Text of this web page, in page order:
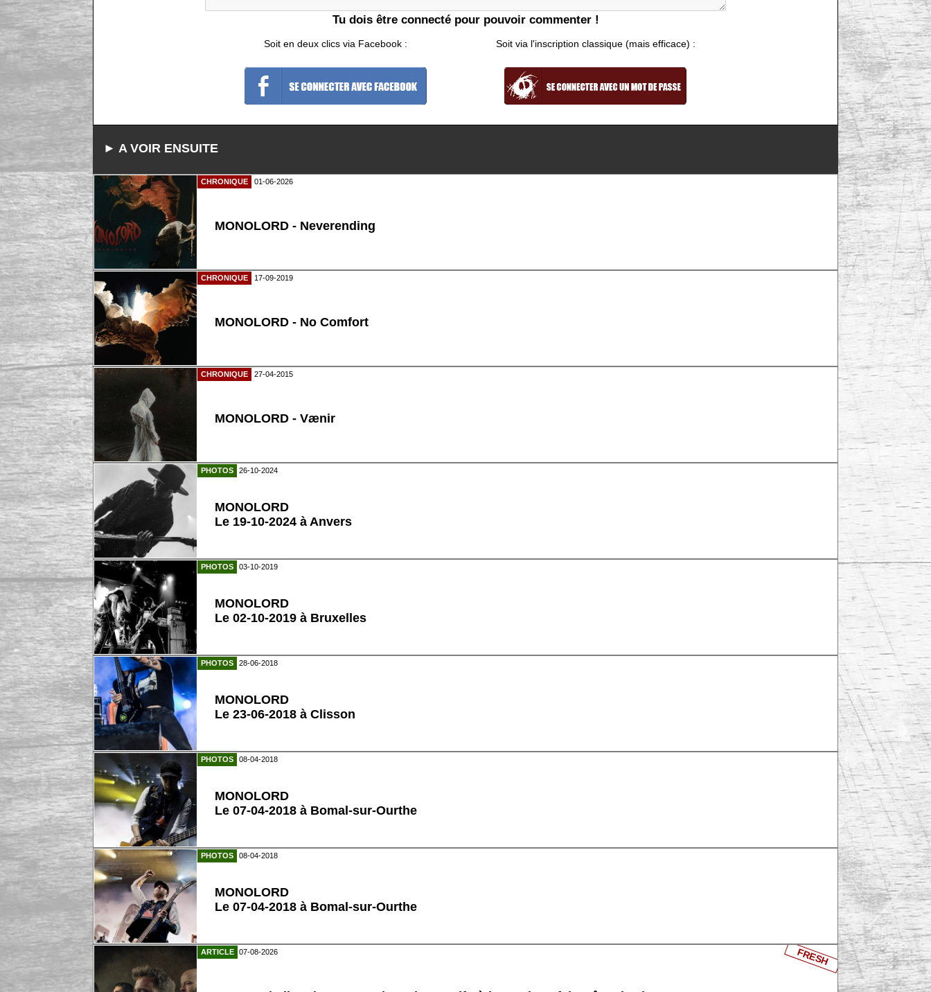
Tu dois être connecté pour pouvoir commenter !
Soit en deux clics via Facebook : Soit via l'inscription classique (mais efficace) :
► A VOIR ENSUITE
CHRONIQUE 01-06-2026
MONOLORD - Neverending
CHRONIQUE 17-09-2019
MONOLORD - No Comfort
CHRONIQUE 27-04-2015
MONOLORD - Vænir
PHOTOS 26-10-2024
MONOLORD
Le 19-10-2024 à Anvers
PHOTOS 03-10-2019
MONOLORD
Le 02-10-2019 à Bruxelles
PHOTOS 28-06-2018
MONOLORD
Le 23-06-2018 à Clisson
PHOTOS 08-04-2018
MONOLORD
Le 07-04-2018 à Bomal-sur-Ourthe
PHOTOS 08-04-2018
MONOLORD
Le 07-04-2018 à Bomal-sur-Ourthe
ARTICLE 07-08-2026 FRESH